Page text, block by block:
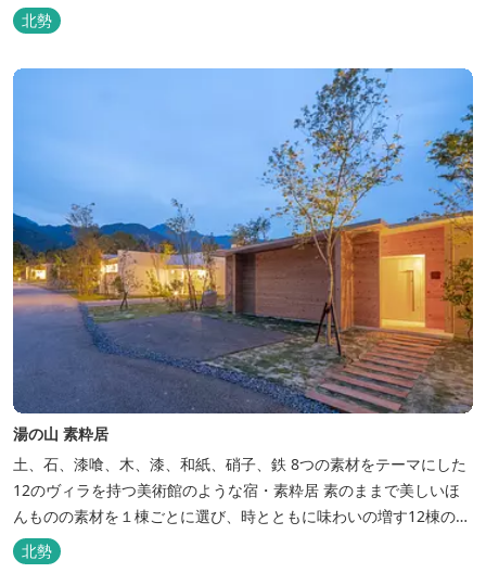
ます。大きさも太さも極上の鰻を厳選し、皮をパリッと焼き上げて
も身質がフワッとやわらかい、贅沢な食感を実現。 鮮度抜群の鰻を
毎日捌き、良質の炭で焼き立てを供します。素材から炭まで、鰻の
北勢
湯の山 素粋居
土、石、漆喰、木、漆、和紙、硝子、鉄 8つの素材をテーマにした
12のヴィラを持つ美術館のような宿・素粋居 素のままで美しいほ
んものの素材を１棟ごとに選び、時とともに味わいの増す12棟のヴ
ィラをつくりました。現代美術・工芸・古美術・アンティークをし
つらえた空間は、 とびきり居心地が良い美術館のよう。次はあのヴ
北勢